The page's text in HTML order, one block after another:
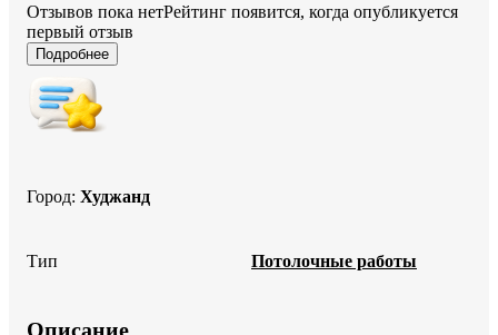
Отзывов пока нетРейтинг появится, когда опубликуется
первый отзыв
Подробнее
Город: Худжанд
Тип Потолочные работы
Описание